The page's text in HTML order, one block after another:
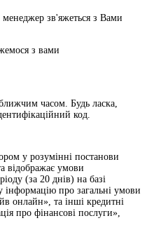
зв'яжеться з Вами
з вами
часом. Будь ласка,
код.
у розумінні постанови
відображає умови
(за 20 днів) на базі
про загальні умови
онлайн», та інші кредитні
про фінансові послуги»,